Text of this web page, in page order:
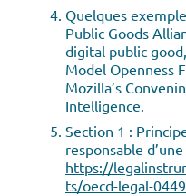
Quelques
Public Goods
digital public
Model Openness
Mozilla’s
Intelligence.
Section 1 :
responsable
https://
ts/oecd-legal-